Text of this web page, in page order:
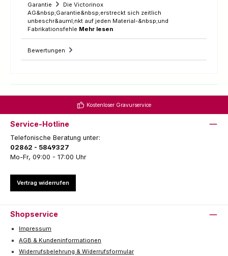
Garantie
Die Victorinox
AG&nbsp;Garantie&nbsp;erstreckt sich zeitlich
unbeschr&auml;nkt auf jeden Material-&nbsp;und
Fabrikationsfehle Mehr lesen
Bewertungen
Kostenloser Gravurservice
Service-Hotline
Telefonische Beratung unter:
02862 - 5849327
Mo-Fr, 09:00 - 17:00 Uhr
Vertrag widerrufen
Shopservice
Impressum
AGB & Kundeninformationen
Widerrufsbelehrung & Widerrufsformular